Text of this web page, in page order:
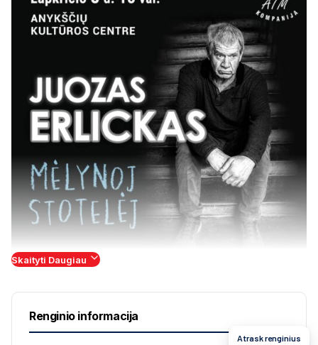
Lapkričio 8 d.18 val.
Žmonės sujudę: ar gali būti, kad koncertuose jau
Skaityti Daugiau
Renginio informacija
Atrask renginius